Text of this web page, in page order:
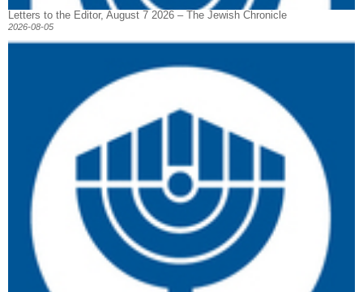
Letters to the Editor, August 7 2026 – The Jewish Chronicle
2026-08-05